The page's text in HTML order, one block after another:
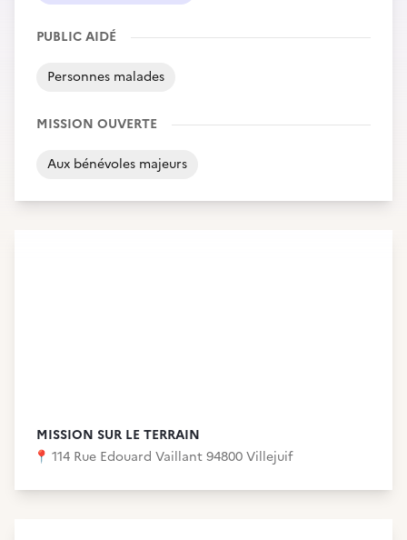
PUBLIC AIDÉ
Personnes malades
MISSION OUVERTE
Aux bénévoles majeurs
MISSION SUR LE TERRAIN
📍 114 Rue Edouard Vaillant 94800 Villejuif